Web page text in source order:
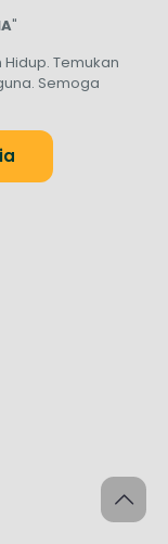
"
Temukan
Semoga